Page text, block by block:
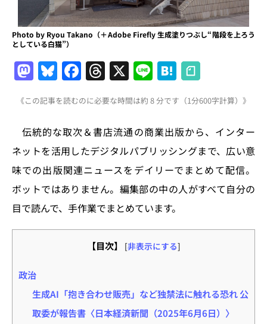
Photo by Ryou Takano（＋Adobe Firefly 生成塗りつぶし“階段を上ろう
としている白猫”）
M
a
st
o
d
o
n
Bl
u
e
s
k
y
F
a
c
e
b
o
o
k
T
h
re
a
d
s
X Li
n
e
H
at
e
n
a
《この記事を読むのに必要な時間は約 8 分です（1分600字計算）》
伝統的な取次＆書店流通の商業出版から、インター
ネットを活用したデジタルパブリッシングまで、広い意
味での出版関連ニュースをデイリーでまとめて配信。
ボットではありません。編集部の中の人がすべて自分の
目で読んで、手作業でまとめています。
【目次】 [非表示にする]
政治
生成AI「抱き合わせ販売」など独禁法に触れる恐れ 公
取委が報告書〈日本経済新聞（2025年6月6日）〉